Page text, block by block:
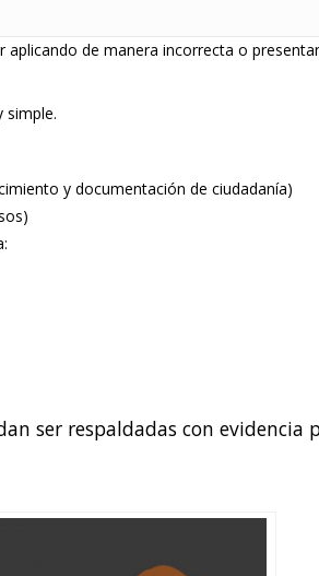
de manera incorrecta o
simple.
y documentación de ciudadanía)
ser respaldadas con evidencia